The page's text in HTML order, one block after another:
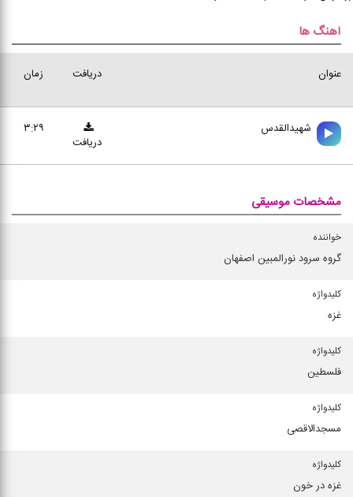
آهنگ ها
عنوان زمان دریافت
شهيدالقدس
۳:۲۹
دریافت
مشخصات موسیقی
خواننده
گروه سرود نورالمبین اصفهان
کلیدواژه
غزه
کلیدواژه
فلسطین
کلیدواژه
مسجدالاقصی
کلیدواژه
غزه در خون